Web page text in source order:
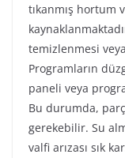
tıkanmış hortum
temizlenmesi
Programların
paneli veya
Bu durumda,
gerekebilir. Su
valfi arızası sık